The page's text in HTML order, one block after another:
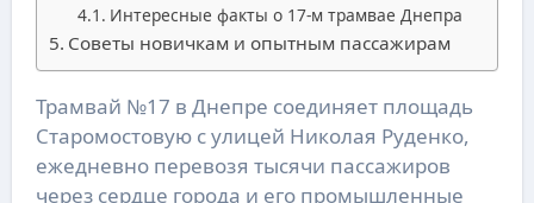
Интересные факты о 17-м трамвае Днепра
Советы новичкам и опытным пассажирам
Трамвай №17 в Днепре соединяет площадь
Старомостовую с улицей Николая Руденко,
ежедневно перевозя тысячи пассажиров
через сердце города и его промышленные